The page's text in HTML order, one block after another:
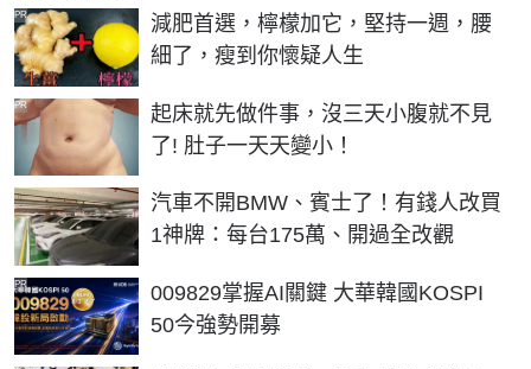
減肥首選，檸檬加它，堅持一週，腰
細了，瘦到你懷疑人生
PR
起床就先做件事，沒三天小腹就不見
了! 肚子一天天變小！
PR
汽車不開BMW、賓士了！有錢人改買
1神牌：每台175萬、開過全改觀
009829掌握AI關鍵 大華韓國KOSPI
50今強勢開募
PR